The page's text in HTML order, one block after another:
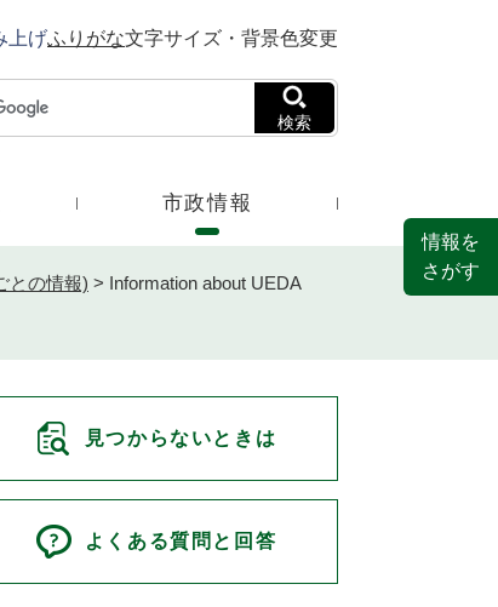
上げふりがな文字サイズ・背景色変更
検索
市政情報
との情報) > Information about UEDA
見つからないときは
よくある質問と回答
情報を
さがす